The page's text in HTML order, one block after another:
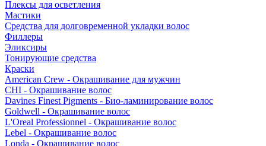
Плексы для осветления
Мастики
Средства для долговременной укладки волос
Филлеры
Эликсиры
Тонирующие средства
Краски
American Crew - Окрашивание для мужчин
CHI - Окрашивание волос
Davines Finest Pigments - Био-ламинирование волос
Goldwell - Окрашивание волос
L'Oreal Professionnel - Окрашивание волос
Lebel - Окрашивание волос
Londa - Окрашивание волос